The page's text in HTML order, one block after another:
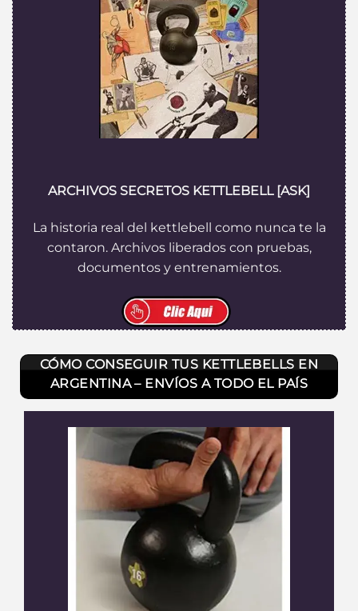
ARCHIVOS SECRETOS KETTLEBELL [ASK]
La historia real del kettlebell como nunca te la
contaron. Archivos liberados con pruebas,
documentos y entrenamientos.
CÓMO CONSEGUIR TUS KETTLEBELLS EN
ARGENTINA – ENVÍOS A TODO EL PAÍS